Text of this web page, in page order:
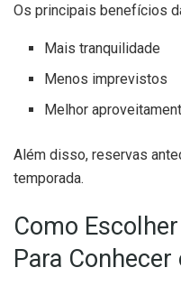
Os principais benefícios
Mais tranquilidade
Menos imprevistos
Melhor
Além disso, reservas
temporada.
Como
Para